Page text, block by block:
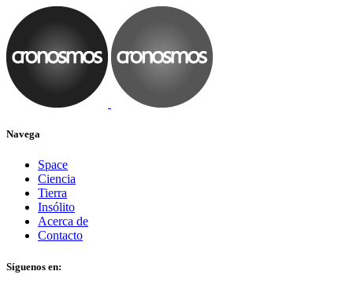
Navega
Space
Ciencia
Tierra
Insólito
Acerca de
Contacto
Síguenos en: